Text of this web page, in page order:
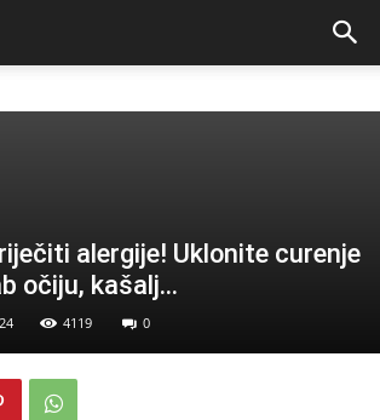
alergije! Uklonite curenje
očiju, kašalj…
4119 0